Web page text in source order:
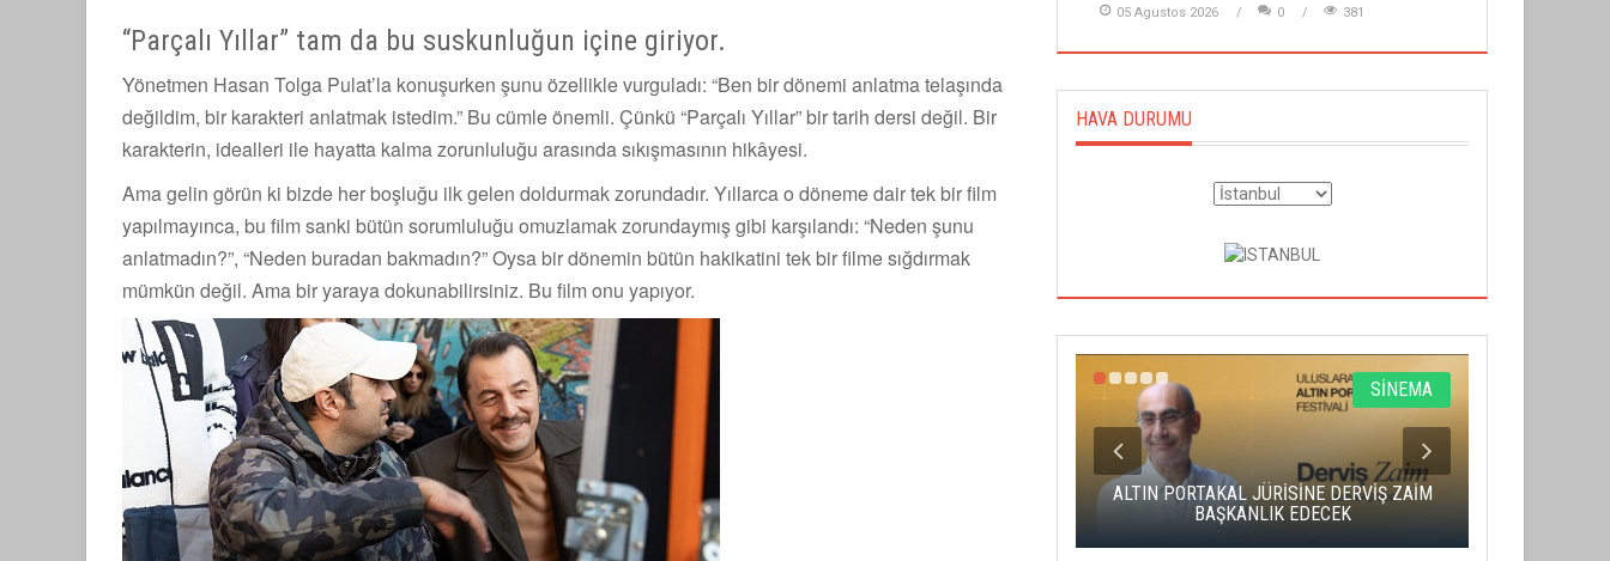
“Parçalı Yıllar” tam da bu suskunluğun içine giriyor.
Yönetmen Hasan Tolga Pulat’la konuşurken şunu özellikle vurguladı: “Ben bir dönemi anlatma telaşında
değildim, bir karakteri anlatmak istedim.” Bu cümle önemli. Çünkü “Parçalı Yıllar” bir tarih dersi değil. Bir
karakterin, idealleri ile hayatta kalma zorunluluğu arasında sıkışmasının hikâyesi.
Ama gelin görün ki bizde her boşluğu ilk gelen doldurmak zorundadır. Yıllarca o döneme dair tek bir film
yapılmayınca, bu film sanki bütün sorumluluğu omuzlamak zorundaymış gibi karşılandı: “Neden şunu
anlatmadın?”, “Neden buradan bakmadın?” Oysa bir dönemin bütün hakikatini tek bir filme sığdırmak
mümkün değil. Ama bir yaraya dokunabilirsiniz. Bu film onu yapıyor.
05 Agustos 2026 0 381
HAVA DURUMU
GÖSTERİSİNİ DENİZ GÖKTAŞ'LA YAPACAK
SİNEMA
ALTIN PORTAKAL JÜRİSİNE DERVİŞ ZAİM
BAŞKANLIK EDECEK